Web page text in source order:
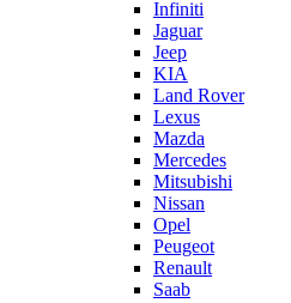
Infiniti
Jaguar
Jeep
KIA
Land Rover
Lexus
Mazda
Mercedes
Mitsubishi
Nissan
Opel
Peugeot
Renault
Saab